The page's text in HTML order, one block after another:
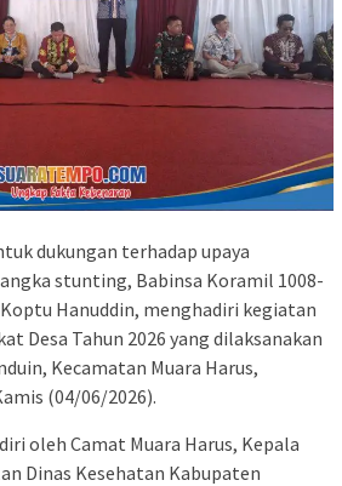
dukungan terhadap upaya
stunting, Babinsa Koramil 1008-
Hanuddin, menghadiri kegiatan
Desa Tahun 2026 yang dilaksanakan
Kecamatan Muara Harus,
(04/06/2026).
oleh Camat Muara Harus, Kepala
Dinas Kesehatan Kabupaten